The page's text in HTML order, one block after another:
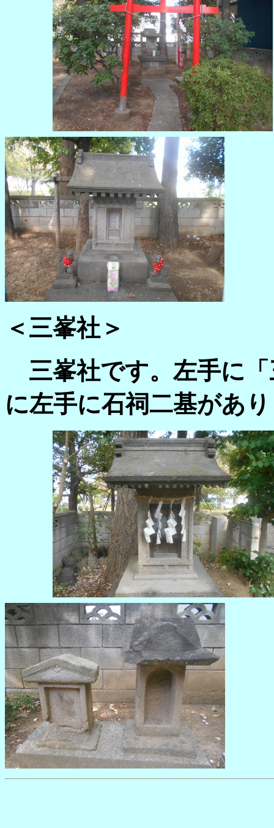
＜三峯社＞
三峯社です。左手に「
に左手に石祠二基があ